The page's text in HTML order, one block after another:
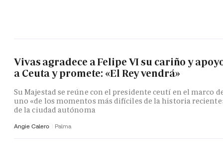
Vivas agradece a Felipe VI su cariño y
a Ceuta y promete: «El Rey vendrá»
Su Majestad se reúne con el presidente ceutí en el marco
uno «de los momentos más difíciles de la historia
de la ciudad autónoma
Angie Calero Palma